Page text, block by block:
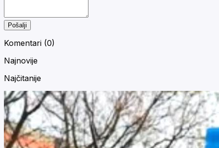
Pošalji
Komentari (0)
Najnovije
Najčitanije